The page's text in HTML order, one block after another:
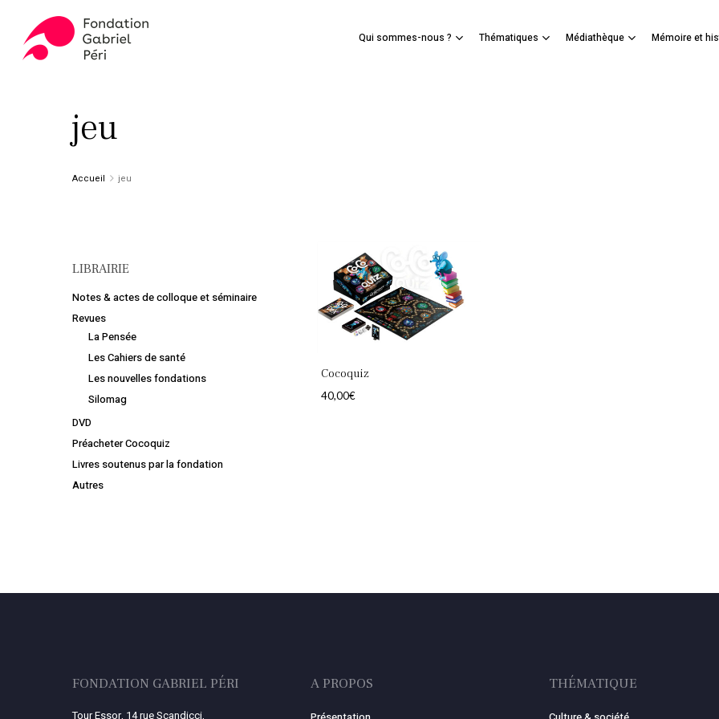
main
Qui sommes-nous ? Thématiques Médiathèque Mémoire et
Panier
jeu
Accueil jeu
LIBRAIRIE
Notes & actes de colloque et séminaire
Revues
La Pensée
Les Cahiers de santé
Les nouvelles fondations
Silomag
DVD
Préacheter Cocoquiz
Livres soutenus par la fondation
Autres
Cocoquiz
40,00€
FONDATION GABRIEL PÉRI
Tour Essor, 14 rue Scandicci,
A PROPOS THÉMATIQUE